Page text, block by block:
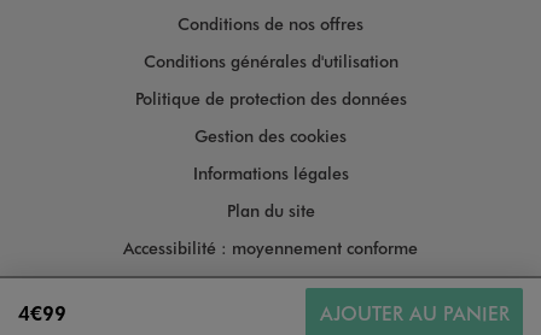
4€99 AJOUTER AU PANIER
Conditions de nos offres
Conditions générales d'utilisation
Politique de protection des données
Gestion des cookies
Informations légales
Plan du site
Accessibilité : moyennement conforme